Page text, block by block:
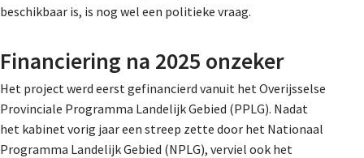
beschikbaar is, is nog wel een politieke vraag.
Financiering na 2025 onzeker
Het project werd eerst gefinancierd vanuit het Overijsselse
Provinciale Programma Landelijk Gebied (PPLG). Nadat
het kabinet vorig jaar een streep zette door het Nationaal
Programma Landelijk Gebied (NPLG), verviel ook het